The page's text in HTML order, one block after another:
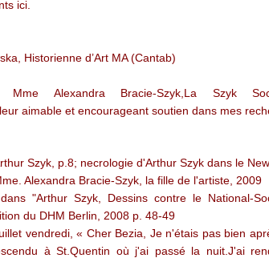
ici.
Historienne d’Art MA (Cantab)
Mme Alexandra Bracie-Szyk,La Szyk
aimable et encourageant soutien dans mes
Szyk, p.8; necrologie d'Arthur Szyk dans le
Alexandra Bracie-Szyk, la fille de l'artiste, 2009
"Arthur Szyk, Dessins contre le National-
du DHM Berlin, 2008 p. 48-49
vendredi, « Cher Bezia, Je n'étais pas bien
à St.Quentin où j'ai passé la nuit.J'ai